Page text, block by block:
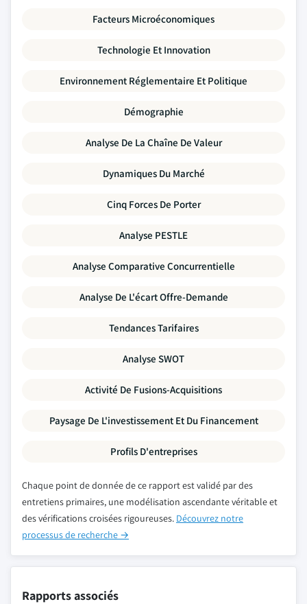
Facteurs Microéconomiques
Technologie Et Innovation
Environnement Réglementaire Et Politique
Démographie
Analyse De La Chaîne De Valeur
Dynamiques Du Marché
Cinq Forces De Porter
Analyse PESTLE
Analyse Comparative Concurrentielle
Analyse De L'écart Offre-Demande
Tendances Tarifaires
Analyse SWOT
Activité De Fusions-Acquisitions
Paysage De L'investissement Et Du Financement
Profils D'entreprises
Chaque point de donnée de ce rapport est validé par des
entretiens primaires, une modélisation ascendante véritable et
des vérifications croisées rigoureuses. Découvrez notre
processus de recherche →
Rapports associés